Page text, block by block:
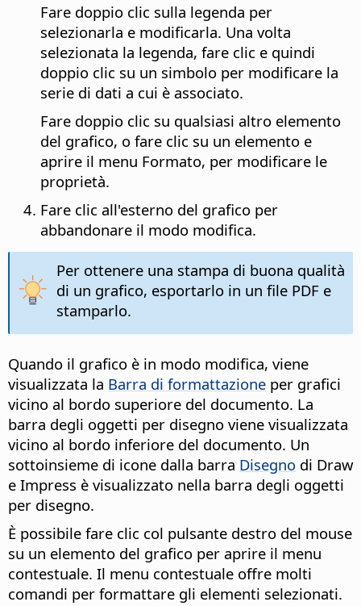
Fare doppio clic sulla legenda per
selezionarla e modificarla. Una volta
selezionata la legenda, fare clic e quindi
doppio clic su un simbolo per modificare la
serie di dati a cui è associato.
Fare doppio clic su qualsiasi altro elemento
del grafico, o fare clic su un elemento e
aprire il menu Formato, per modificare le
proprietà.
Fare clic all'esterno del grafico per
abbandonare il modo modifica.
Per ottenere una stampa di buona qualità
di un grafico, esportarlo in un file PDF e
stamparlo.
Quando il grafico è in modo modifica, viene
visualizzata la Barra di formattazione per grafici
vicino al bordo superiore del documento. La
barra degli oggetti per disegno viene visualizzata
vicino al bordo inferiore del documento. Un
sottoinsieme di icone dalla barra Disegno di Draw
e Impress è visualizzato nella barra degli oggetti
per disegno.
È possibile fare clic col pulsante destro del mouse
su un elemento del grafico per aprire il menu
contestuale. Il menu contestuale offre molti
comandi per formattare gli elementi selezionati.